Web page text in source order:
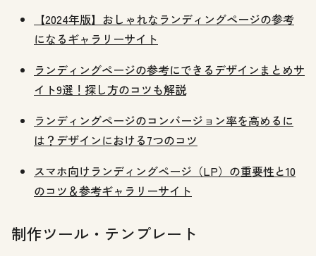
【2024年版】おしゃれなランディングページの参考
になるギャラリーサイト
ランディングページの参考にできるデザインまとめサ
イト9選！探し方のコツも解説
ランディングページのコンバージョン率を高めるに
は？デザインにおける7つのコツ
スマホ向けランディングページ（LP）の重要性と10
のコツ＆参考ギャラリーサイト
制作ツール・テンプレート